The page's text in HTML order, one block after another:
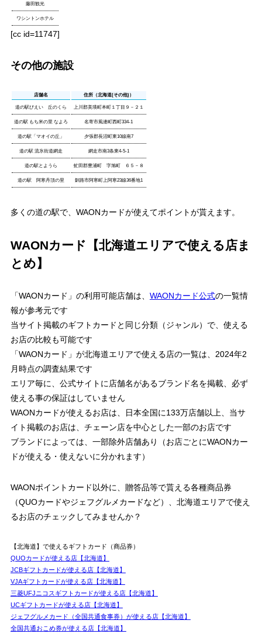
藤田観光
ワシントンホテル
[cc id=11747]
その他の施設
店舗名 住所（北海道(その他)）
道の駅びえい 丘のくら 上川郡美瑛町本町１丁目９－２１
道の駅 もち米の里 なよろ 名寄市風連町西町334-1
道の駅「マオイの丘」 夕張郡長沼町東10線南7
道の駅 流氷街道網走 網走市南3条東4-5-1
道の駅とようら 虻田郡豊浦町 字旭町 ６５－８
道の駅 阿寒丹頂の里 釧路市阿寒町上阿寒23線36番地1
多くの道の駅で、WAONカードが使えてポイントが貰えます。
WAONカード【北海道エリアで使える店ま
とめ】
「WAONカード」の利用可能店舗は、 WAONカード公式の一覧情
報が参考元です
当サイト掲載のギフトカードと同じ分類（ジャンル）で、使える
お店の比較も可能です
「WAONカード」が北海道エリアで使える店の一覧は、 2024年2
月時点の調査結果です
エリア毎に、公式サイトに店舗名があるブランド名を掲載、 必ず
使える事の保証はしていません
WAONカードが使えるお店は、日本全国に133万店舗以上 、当サ
イト掲載のお店は、チェーン店を中心とした一部のお店です
ブランドによっては、一部除外店舗あり（お店ごとにWAONカー
ドが使える・使えないに分かれます）
WAONポイントカード以外に、贈答品等で貰える各種商品券
（QUOカードやジェフグルメカードなど）、北海道エリアで使え
るお店のチェックしてみませんか？
【北海道】で使えるギフトカード（商品券）
QUOカードが使える店【北海道】
JCBギフトカードが使える店【北海道】
VJAギフトカードが使える店【北海道】
三菱UFJニコスギフトカードが使える店【北海道】
UCギフトカードが使える店【北海道】
ジェフグルメカード（全国共通食事券）が使える店【北海道】
全国共通おこめ券が使える店【北海道】